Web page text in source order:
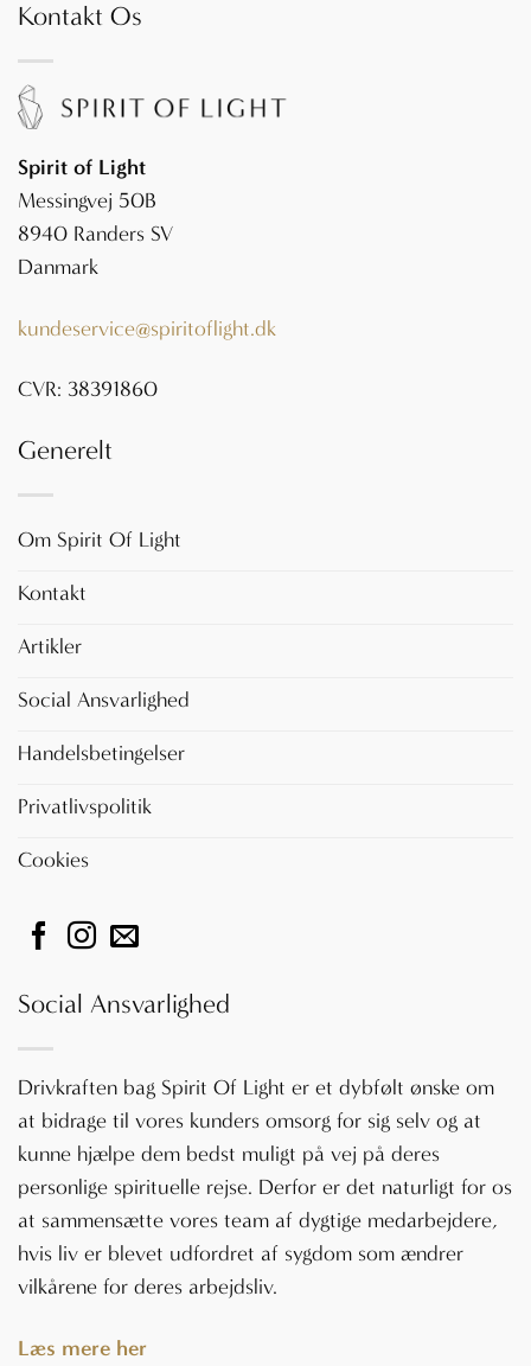
Kontakt Os
Spirit of Light
Messingvej 50B
8940 Randers SV
Danmark
kundeservice@spiritoflight.dk
CVR: 38391860
Generelt
Om Spirit Of Light
Kontakt
Artikler
Social Ansvarlighed
Handelsbetingelser
Privatlivspolitik
Cookies
Social Ansvarlighed
Drivkraften bag Spirit Of Light er et dybfølt ønske om
at bidrage til vores kunders omsorg for sig selv og at
kunne hjælpe dem bedst muligt på vej på deres
personlige spirituelle rejse. Derfor er det naturligt for os
at sammensætte vores team af dygtige medarbejdere,
hvis liv er blevet udfordret af sygdom som ændrer
vilkårene for deres arbejdsliv.
Læs mere her